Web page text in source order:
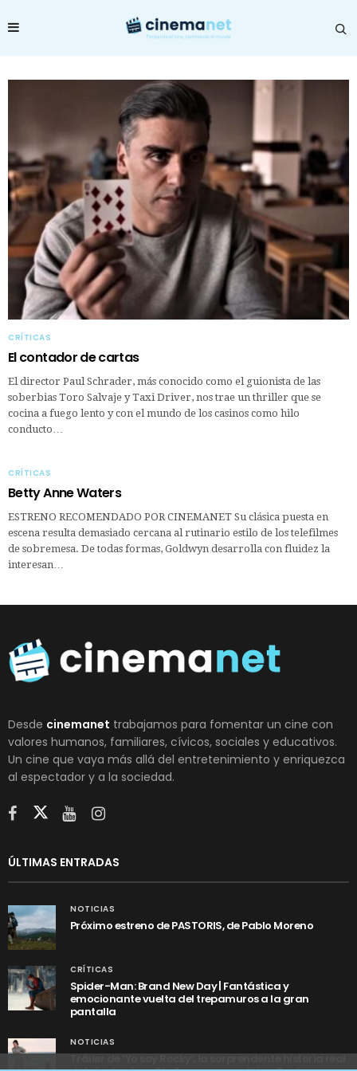
CRÍTICAS
El contador de cartas
El director Paul Schrader, más conocido como el guionista de las
soberbias Toro Salvaje y Taxi Driver, nos trae un thriller que se
cocina a fuego lento y con el mundo de los casinos como hilo
conducto…
CRÍTICAS
Betty Anne Waters
ESTRENO RECOMENDADO POR CINEMANET Su clásica puesta en
escena resulta demasiado cercana al rutinario estilo de los telefilmes
de sobremesa. De todas formas, Goldwyn desarrolla con fluidez la
interesan…
Desde cinemanet trabajamos para fomentar un cine con
valores humanos, familiares, cívicos, sociales y educativos.
Un cine que vaya más allá del entretenimiento y enriquezca
al espectador y a la sociedad.
ÚLTIMAS ENTRADAS
NOTICIAS
Próximo estreno de PASTORIS, de Pablo Moreno
CRÍTICAS
Spider-Man: Brand New Day | Fantástica y
emocionante vuelta del trepamuros a la gran
pantalla
NOTICIAS
Tráiler de ‘Yo soy Rocky’, la sorprendente historia real